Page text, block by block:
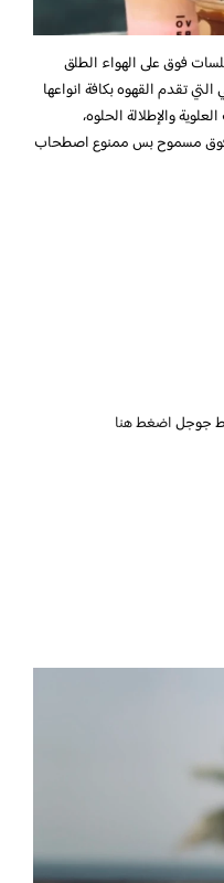
فوق على الهواء الطلق
تقدم القهوه بكافة انواعها
والإطلالة الحلوه،
فوق مسموح بس ممنوع اصطحاب
جوجلاضغط هنا